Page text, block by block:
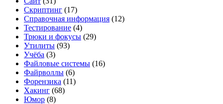
Скриптинг (17)
Справочная информация (12)
Тестирование (4)
Трюки и фокусы (29)
Утилиты (93)
Учёба (3)
Файловые системы (16)
Файрволлы (6)
Форензика (11)
Хакинг (68)
Юмор (8)